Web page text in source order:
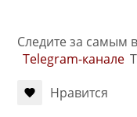
Следите за самым
Telegram-канале
Нравится